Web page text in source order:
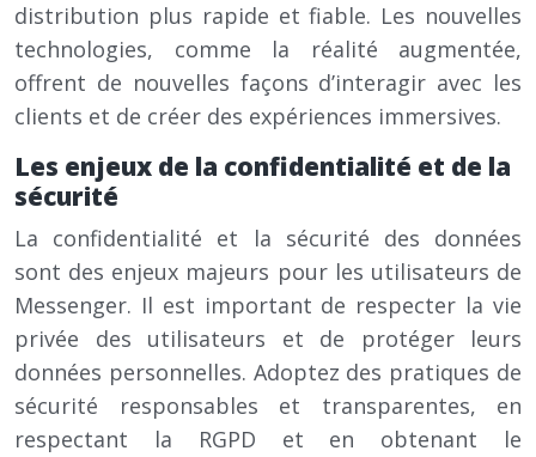
distribution plus rapide et fiable. Les nouvelles
technologies, comme la réalité augmentée,
offrent de nouvelles façons d’interagir avec les
clients et de créer des expériences immersives.
Les enjeux de la confidentialité et de la
sécurité
La confidentialité et la sécurité des données
sont des enjeux majeurs pour les utilisateurs de
Messenger. Il est important de respecter la vie
privée des utilisateurs et de protéger leurs
données personnelles. Adoptez des pratiques de
sécurité responsables et transparentes, en
respectant la RGPD et en obtenant le